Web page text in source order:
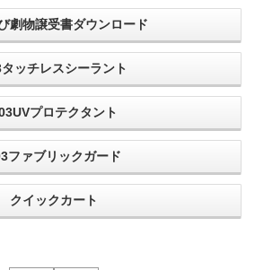
劇物譲受書ダウンロード
ッチレスシーラント
プロテクタント
ファブリックガード
クイックカート